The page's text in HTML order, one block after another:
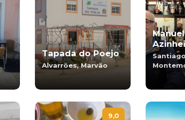
Tapada do Poejo
Alvarrões, Marvão
Manuel
9,0